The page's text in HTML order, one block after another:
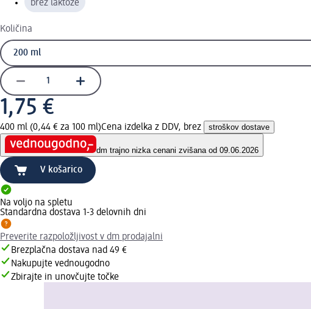
brez laktoze
Količina
1,75 €
400 ml (0,44 € za 100 ml)Cena izdelka z DDV, brez stroškov dostave
dm trajno nizka cenani zvišana od 09.06.2026
V košarico
Na voljo na spletu
Standardna dostava 1-3 delovnih dni
Preverite razpoložljivost v dm prodajalni
Brezplačna dostava nad 49 €
Nakupujte vednougodno
Zbirajte in unovčujte točke